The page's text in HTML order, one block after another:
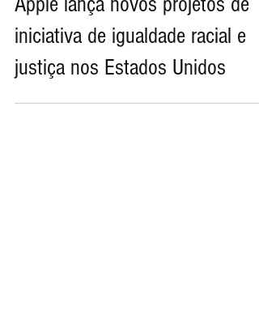
iniciativa de igualdade racial e
justiça nos Estados Unidos